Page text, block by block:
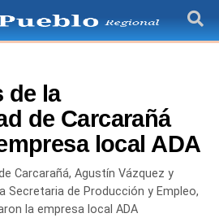
de la
de Carcarañá
local ADA
Carcarañá, Agustín Vázquez y
Secretaria de Producción y Empleo,
la empresa local ADA